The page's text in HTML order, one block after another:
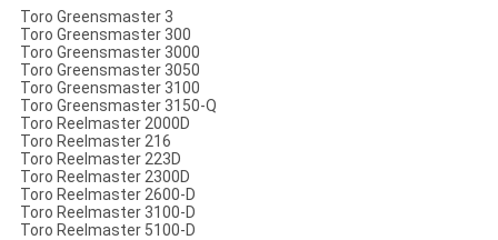
Toro Greensmaster 3
Toro Greensmaster 300
Toro Greensmaster 3000
Toro Greensmaster 3050
Toro Greensmaster 3100
Toro Greensmaster 3150-Q
Toro Reelmaster 2000D
Toro Reelmaster 216
Toro Reelmaster 223D
Toro Reelmaster 2300D
Toro Reelmaster 2600-D
Toro Reelmaster 3100-D
Toro Reelmaster 5100-D